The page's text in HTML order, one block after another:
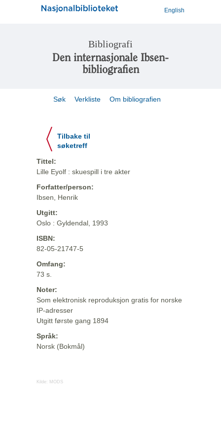
English
Bibliografi
Den internasjonale Ibsen-
bibliografien
Søk Verkliste Om bibliografien
Tilbake til
søketreff
Tittel:
Lille Eyolf : skuespill i tre akter
Forfatter/person:
Ibsen, Henrik
Utgitt:
Oslo : Gyldendal, 1993
ISBN:
82-05-21747-5
Omfang:
73 s.
Noter:
Som elektronisk reproduksjon gratis for norske
IP-adresser
Utgitt første gang 1894
Språk:
Norsk (Bokmål)
Kilde: MODS